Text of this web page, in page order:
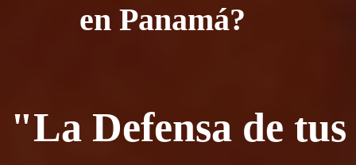
en Panamá?
"La Defensa de tus